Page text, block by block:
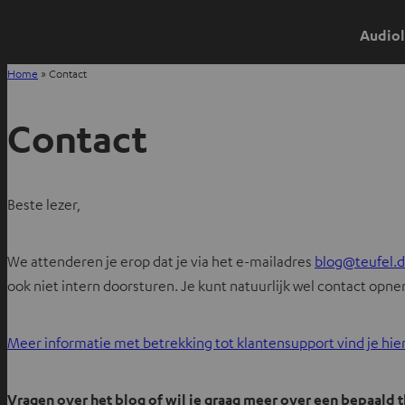
Home »Contact
Contact
Beste lezer,
We attenderen je erop dat je via het e-mailadres
ook niet intern doorsturen. Je kunt natuurlijk wel contact
Meer informatie met betrekking tot klantensupport vind je
Vragen over het blog of wil je graag meer over een bepaald